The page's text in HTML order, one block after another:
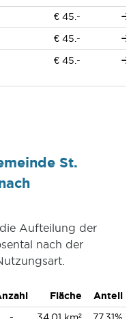
€ 45.-
€ 45.-
€ 45.-
St.
Aufteilung der
nach der
Fläche
Anteil